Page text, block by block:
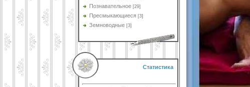
Познавательное [29]
Пресмыкающиеся [3]
Земноводные [3]
Статистика